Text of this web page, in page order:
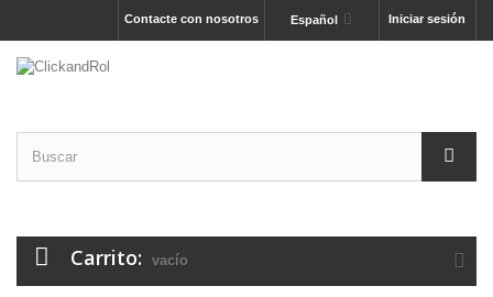
Iniciar sesión
Español
Contacte con nosotros
Carrito: vacío